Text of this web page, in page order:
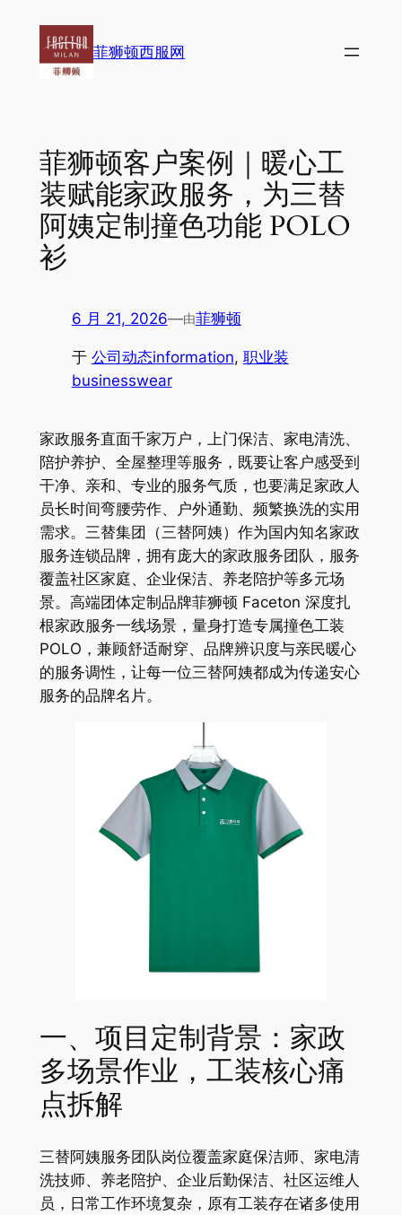
菲狮顿西服网
菲狮顿客户案例｜暖心工
装赋能家政服务，为三替
阿姨定制撞色功能 POLO
衫
6 月 21, 2026—由菲狮顿
于 公司动态information, 职业装
businesswear
家政服务直面千家万户，上门保洁、家电清洗、
陪护养护、全屋整理等服务，既要让客户感受到
干净、亲和、专业的服务气质，也要满足家政人
员长时间弯腰劳作、户外通勤、频繁换洗的实用
需求。三替集团（三替阿姨）作为国内知名家政
服务连锁品牌，拥有庞大的家政服务团队，服务
覆盖社区家庭、企业保洁、养老陪护等多元场
景。高端团体定制品牌菲狮顿 Faceton 深度扎
根家政服务一线场景，量身打造专属撞色工装
POLO，兼顾舒适耐穿、品牌辨识度与亲民暖心
的服务调性，让每一位三替阿姨都成为传递安心
服务的品牌名片。
一、项目定制背景：家政
多场景作业，工装核心痛
点拆解
三替阿姨服务团队岗位覆盖家庭保洁师、家电清
洗技师、养老陪护、企业后勤保洁、社区运维人
员，日常工作环境复杂，原有工装存在诸多使用